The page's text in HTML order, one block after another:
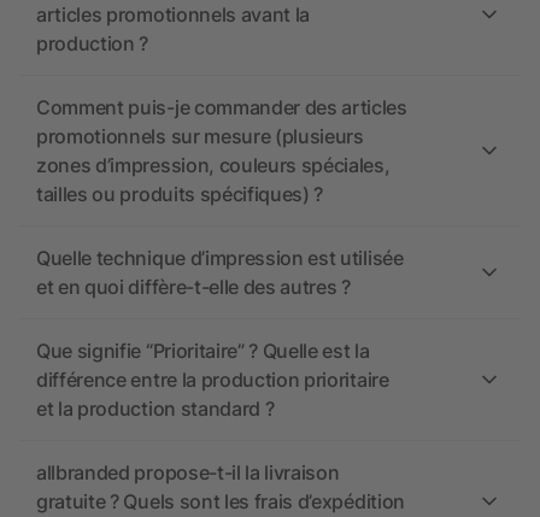
articles promotionnels avant la
production ?
Comment puis-je commander des articles
promotionnels sur mesure (plusieurs
zones d’impression, couleurs spéciales,
tailles ou produits spécifiques) ?
Quelle technique d’impression est utilisée
et en quoi diffère-t-elle des autres ?
Que signifie “Prioritaire” ? Quelle est la
différence entre la production prioritaire
et la production standard ?
allbranded propose-t-il la livraison
gratuite ? Quels sont les frais d’expédition